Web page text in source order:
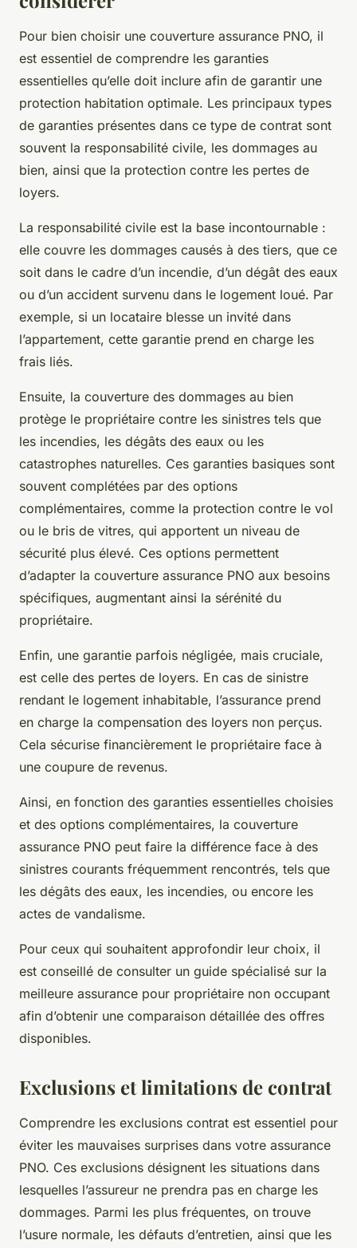
Pour bien choisir une couverture assurance PNO, il
est essentiel de comprendre les garanties
essentielles qu’elle doit inclure afin de garantir une
protection habitation optimale. Les principaux types
de garanties présentes dans ce type de contrat sont
souvent la responsabilité civile, les dommages au
bien, ainsi que la protection contre les pertes de
loyers.
La responsabilité civile est la base incontournable :
elle couvre les dommages causés à des tiers, que ce
soit dans le cadre d’un incendie, d’un dégât des eaux
ou d’un accident survenu dans le logement loué. Par
exemple, si un locataire blesse un invité dans
l’appartement, cette garantie prend en charge les
frais liés.
Ensuite, la couverture des dommages au bien
protège le propriétaire contre les sinistres tels que
les incendies, les dégâts des eaux ou les
catastrophes naturelles. Ces garanties basiques sont
souvent complétées par des options
complémentaires, comme la protection contre le vol
ou le bris de vitres, qui apportent un niveau de
sécurité plus élevé. Ces options permettent
d’adapter la couverture assurance PNO aux besoins
spécifiques, augmentant ainsi la sérénité du
propriétaire.
Enfin, une garantie parfois négligée, mais cruciale,
est celle des pertes de loyers. En cas de sinistre
rendant le logement inhabitable, l’assurance prend
en charge la compensation des loyers non perçus.
Cela sécurise financièrement le propriétaire face à
une coupure de revenus.
Ainsi, en fonction des garanties essentielles choisies
et des options complémentaires, la couverture
assurance PNO peut faire la différence face à des
sinistres courants fréquemment rencontrés, tels que
les dégâts des eaux, les incendies, ou encore les
actes de vandalisme.
Pour ceux qui souhaitent approfondir leur choix, il
est conseillé de consulter un guide spécialisé sur la
meilleure assurance pour propriétaire non occupant
afin d’obtenir une comparaison détaillée des offres
disponibles.
Exclusions et limitations de contrat
Comprendre les exclusions contrat est essentiel pour
éviter les mauvaises surprises dans votre assurance
PNO. Ces exclusions désignent les situations dans
lesquelles l’assureur ne prendra pas en charge les
dommages. Parmi les plus fréquentes, on trouve
l’usure normale, les défauts d’entretien, ainsi que les